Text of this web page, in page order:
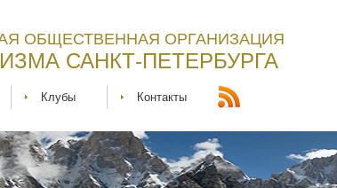
ОБЩЕСТВЕННАЯ ОРГАНИЗАЦИЯ
САНКТ-ПЕТЕРБУРГА
Клубы Контакты